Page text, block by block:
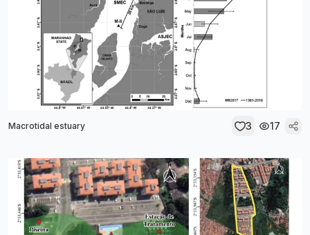
Macrotidal estuary 3 17